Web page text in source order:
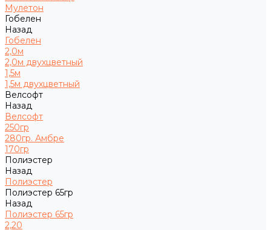
Мулетон
Гобелен
Назад
Гобелен
2,0м
2,0м двухцветный
1,5м
1,5м двухцветный
Велсофт
Назад
Велсофт
250гр
280гр. Амбре
170гр
Полиэстер
Назад
Полиэстер
Полиэстер 65гр
Назад
Полиэстер 65гр
2,20